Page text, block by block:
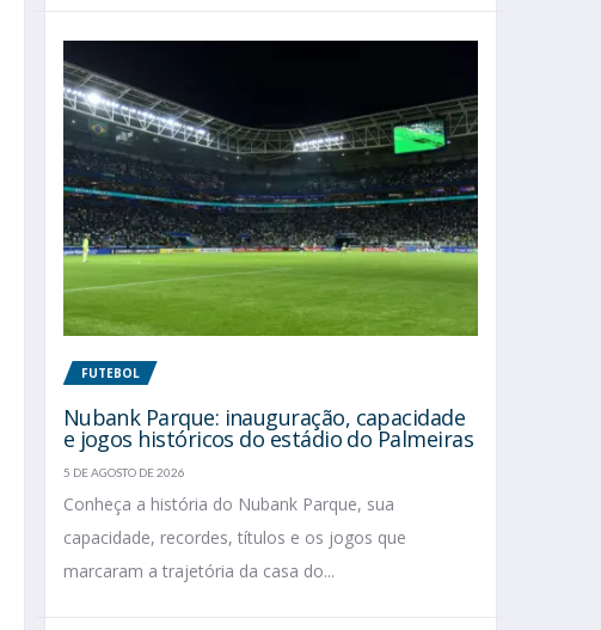
FUTEBOL
Nubank Parque: inauguração, capacidade
e jogos históricos do estádio do Palmeiras
5 DE AGOSTO DE 2026
Conheça a história do Nubank Parque, sua
capacidade, recordes, títulos e os jogos que
marcaram a trajetória da casa do...